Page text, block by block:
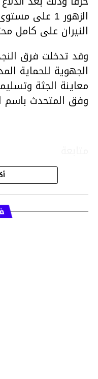
الزهور 1
النيران على كامل
وقد تدخلت فرق
الجهوية للحماية
معاينة الجثة
وفق المتحدث باسم
قسم الاخبار